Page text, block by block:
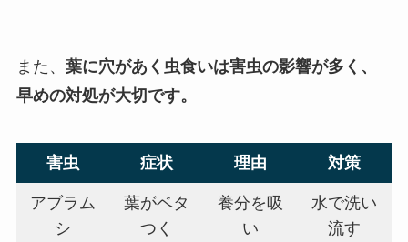
また、 葉に穴があく虫食いは害虫の影響が多く、
早めの対処が大切です。
害虫 症状 理由 対策
アブラム
シ
葉がベタ
つく
養分を吸
い
水で洗い
流す